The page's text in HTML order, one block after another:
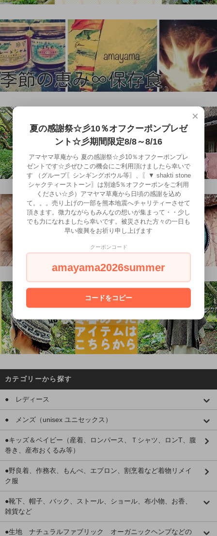
カテゴリーから探す
● レディース
● メンズ（unisex ユニセックス）
●キッズ＆ベイビー（産着、ロンパース、Ｔシャツ、ロンT、腹
巻き、産布おくるみ等）
●野良着、作務衣、もんぺ、エプロン、割烹着など着物リメイ
ク服
●靴下、帽子、バック、ストール、ショール、布小物、お香、
雑貨など
●生地 ナチュラルファブリック オーガニックヘンプなどの
×
夏の感謝祭☆彡10％オフクーポンプレゼ
ント☆彡期間限定8/8～8/16
アマヤマ草庵から 夏の感謝祭☆彡10％オフクーポンプレ
ゼントです☆彡ぜひこの機会にご利用頂けましたら幸いで
す （グループ〖シンギングボウル等〗、〖▼ shakti stone
シャクティーストーン〗は別途5％オフクーポンをご利用
ください☆彡）アマヤマ草庵から日頃の感謝を込め
て。。。売り上げの一部を熊本地震へチャリティーさせて
頂きます。微力ながらもみんなの想いが集まって・・少し
でも力になれましたら幸いです。被災された方々の一日も
早い復興をお祈り申し上げます
クーポンコード
amayama2026summer
コードをコピー